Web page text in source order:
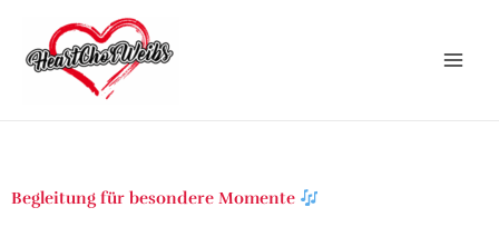
springen
Begleitung für besondere Momente